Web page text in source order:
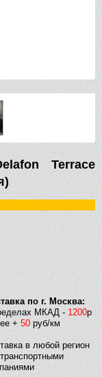
Terrace
по г. Москва:
МКАД - 1200р
+ 50 руб/км
в любой регион